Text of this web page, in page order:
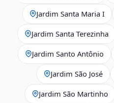
Jardim Santa Maria I
Jardim Santa Terezinha
Jardim Santo Antônio
Jardim São José
Jardim São Martinho